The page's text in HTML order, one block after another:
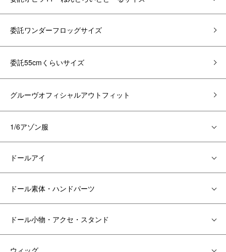
委託ワンダーフロッグサイズ
委託55cmくらいサイズ
グルーヴオフィシャルアウトフィット
1/6アゾン服
ドールアイ
ドール素体・ハンドパーツ
ドール小物・アクセ・スタンド
ウィッグ